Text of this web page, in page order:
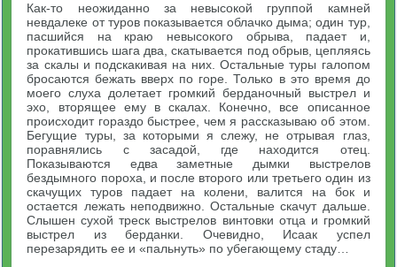
Как-то неожиданно за невысокой группой камней
невдалеке от туров показывается облачко дыма; один тур,
пасшийся на краю невысокого обрыва, падает и,
прокатившись шага два, скатывается под обрыв, цепляясь
за скалы и подскакивая на них. Остальные туры галопом
бросаются бежать вверх по горе. Только в это время до
моего слуха долетает громкий берданочный выстрел и
эхо, вторящее ему в скалах. Конечно, все описанное
происходит гораздо быстрее, чем я рассказываю об этом.
Бегущие туры, за которыми я слежу, не отрывая глаз,
поравнялись с засадой, где находится отец.
Показываются едва заметные дымки выстрелов
бездымного пороха, и после второго или третьего один из
скачущих туров падает на колени, валится на бок и
остается лежать неподвижно. Остальные скачут дальше.
Слышен сухой треск выстрелов винтовки отца и громкий
выстрел из берданки. Очевидно, Исаак успел
перезарядить ее и «пальнуть» по убегающему стаду…